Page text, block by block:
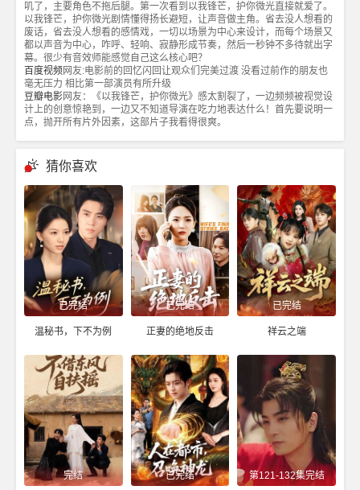
叽了，主要角色不拖后腿。第一次看到以我锋芒，护你微光直接就爱了。
以我锋芒，护你微光剧情懂得扬长避短，让声音做主角。省去没人想看的
废话，省去没人想看的感情戏，一切以场景为中心来设计，而每个场景又
都以声音为中心，咋呼、轻响、寂静形成节奏，然后一秒钟不多待就出字
幕。很少有音效师能感觉自己这么核心吧？
百度视频 网友:电影前的回忆闪回让观众们完美过渡 没看过前作的朋友也
毫无压力 相比第一部演员有所升级
豆瓣电影网友：《以我锋芒，护你微光》感太割裂了，一边频频被视觉设
计上的创意惊艳到，一边又不知道导演在吃力地表达什么！首先要说明一
点，抛开所有片外因素，这部片子我看得很爽。
猜你喜欢
已完结
温秘书，下不为例
已完结
正妻的绝地反击
已完结
祥云之端
完结 已完结 第121-132集完结